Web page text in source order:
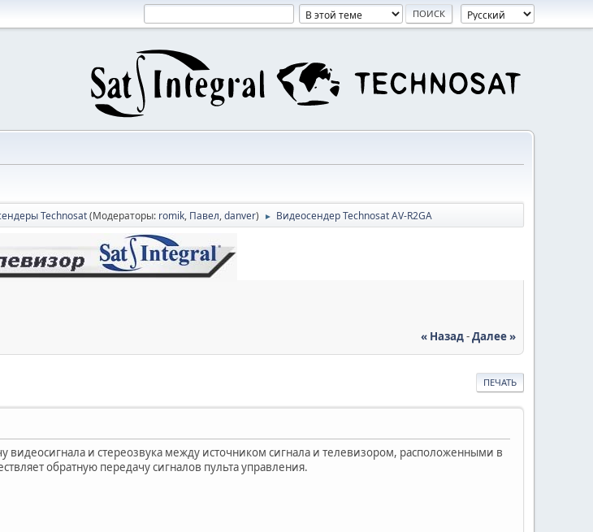
Technosat(Модераторы: romik, Павел,danver) ► Видеосендер Technosat AV-R2GA
« Назад-Далее »
ПЕЧАТЬ
видеосигнала и стереозвука между источником сигнала и телевизором, расположенными в
обратную передачу сигналов пульта управления.